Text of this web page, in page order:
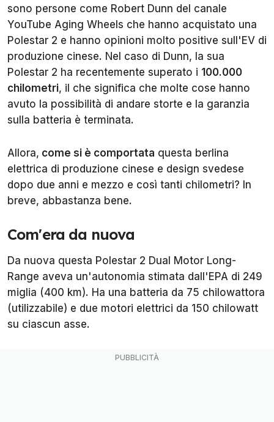
sono persone come Robert Dunn del canale
YouTube Aging Wheels che hanno acquistato una
Polestar 2 e hanno opinioni molto positive sull'EV di
produzione cinese. Nel caso di Dunn, la sua
Polestar 2 ha recentemente superato i 100.000
chilometri, il che significa che molte cose hanno
avuto la possibilità di andare storte e la garanzia
sulla batteria è terminata.
Allora, come si è comportata questa berlina
elettrica di produzione cinese e design svedese
dopo due anni e mezzo e così tanti chilometri? In
breve, abbastanza bene.
Com'era da nuova
Da nuova questa Polestar 2 Dual Motor Long-
Range aveva un'autonomia stimata dall'EPA di 249
miglia (400 km). Ha una batteria da 75 chilowattora
(utilizzabile) e due motori elettrici da 150 chilowatt
su ciascun asse.